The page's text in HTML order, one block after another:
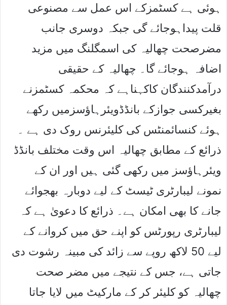
ہوئی ہے کسٹمزکے اس عمل سے مصنوعی
قلت پیداہوجائے گی جبکہ دوسری جانب
مضرصحت چھالیہ کی اسمگلنگ میں مزید
اضافہ ہوجائے گا۔ چھالیہ کے حقیقی
درآمدکنندگان کاکہناہے کہ محکمہ کسٹمزنے
بغیرکسی جوازکے بانڈڈویئرہاﺅسزمیں رکھے
ہوئے کنسائمنٹس کی کلیئرنس روک دی ہے ۔
ذرائع کے مطابق چھالیہ اس وقت مختلف بانڈڈ
ویئرہاﺅسز میں رکھی گئی ہیں اور ان کے
نمونے لیبارٹری ٹیسٹ کے لیے دوبارہ بھجوائے
جانے کا بھی امکان ہے۔ ذرائع کا دعویٰ ہے کہ
لیبارٹری رپورٹس کو اپنے حق میں کروانے کے
لیے 50 لاکھ روپے سے زائد کی مبینہ رشوت دی
جاتی ہے، جس کے نتیجے میں مضر صحت
چھالیہ کو کلیئر کر کے مارکیٹ میں لایا جاتا